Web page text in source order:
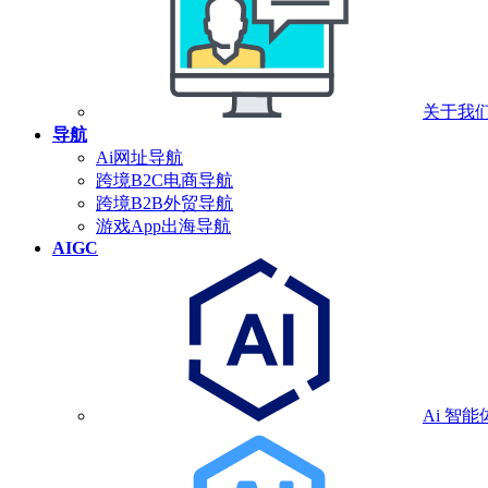
关于我
导航
Ai网址导航
跨境B2C电商导航
跨境B2B外贸导航
游戏App出海导航
AIGC
Ai 智能